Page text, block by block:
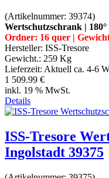
(Artikelnummer: 39374)
Wertschutzschrank |
Ordner: 16 quer |
Hersteller: ISS-Tresore
Gewicht.: 259 Kg
Lieferzeit: Aktuell ca. 4-6
1 509.99 €
inkl. 19 % MwSt.
Details
ISS-Tresore
Ingolstadt 39375